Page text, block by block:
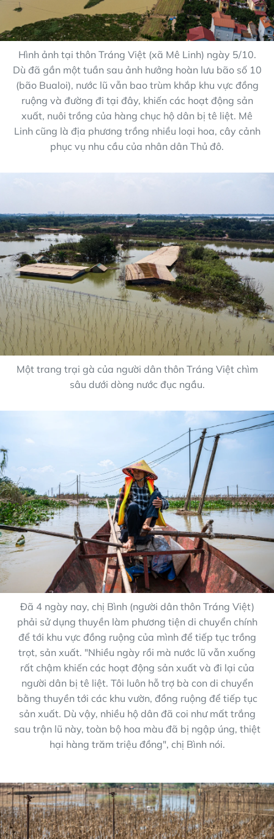
Hình ảnh tại thôn Tráng Việt (xã Mê Linh) ngày 5/10.
Dù đã gần một tuần sau ảnh hưởng hoàn lưu bão số 10
(bão Bualoi), nước lũ vẫn bao trùm khắp khu vực đồng
ruộng và đường đi tại đây, khiến các hoạt động sản
xuất, nuôi trồng của hàng chục hộ dân bị tê liệt. Mê
Linh cũng là địa phương trồng nhiều loại hoa, cây cảnh
phục vụ nhu cầu của nhân dân Thủ đô.
Một trang trại gà của người dân thôn Tráng Việt chìm
sâu dưới dòng nước đục ngầu.
Đã 4 ngày nay, chị Bình (người dân thôn Tráng Việt)
phải sử dụng thuyền làm phương tiện di chuyển chính
để tới khu vực đồng ruộng của mình để tiếp tục trồng
trọt, sản xuất. "Nhiều ngày rồi mà nước lũ vẫn xuống
rất chậm khiến các hoạt động sản xuất và đi lại của
người dân bị tê liệt. Tôi luôn hỗ trợ bà con di chuyển
bằng thuyền tới các khu vườn, đồng ruộng để tiếp tục
sản xuất. Dù vậy, nhiều hộ dân đã coi như mất trắng
sau trận lũ này, toàn bộ hoa màu đã bị ngập úng, thiệt
hại hàng trăm triệu đồng", chị Bình nói.